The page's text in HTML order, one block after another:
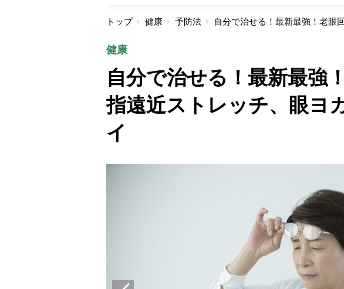
トップ 健康 予防法
健康
自分で治せる！最新最強
指遠近ストレッチ、眼ヨ
イ